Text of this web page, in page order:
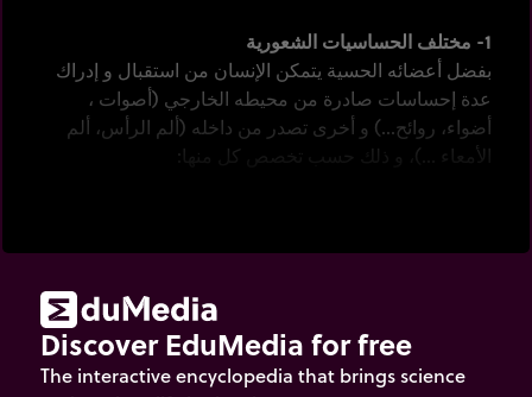
1- مختلف الحساسيات الشعورية
بفضل أعضائه الحسية يتمكن الإنسان من استقبال و إدراك
عدة إحساسات صادرة من محيطه الخارجي (أصوات ،
أضواء، روائح...) و أخرى تصدر من داخله (ألم الرأس، ألم
الأمعاء ...)، و ذلك حسب تخصص كل منها:
اللسان: الذوق
الأذن: السمع
Discover EduMedia for free
The interactive encyclopedia that brings science